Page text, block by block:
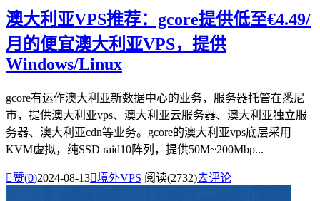
澳大利亚VPS推荐：gcore提供低至€4.49/
月的便宜澳大利亚VPS，提供
Windows/Linux
gcore有运作澳大利亚新数据中心的业务，服务器托管在悉尼
市，提供澳大利亚vps、澳大利亚云服务器、澳大利亚独立服
务器、澳大利亚cdn等业务。gcore的澳大利亚vps底层采用
KVM虚拟，纯SSD raid10阵列，提供50M~200Mbp...
赞(0)2024-08-13境外VPS 阅读(2732)去评论